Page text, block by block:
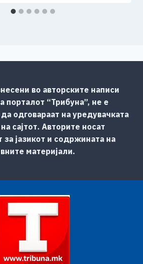
во авторските написи
порталот “Трибуна”, не е
одговараат на уредувачката
сајтот. Авторите носат
за јазикот и содржината на
материјали.